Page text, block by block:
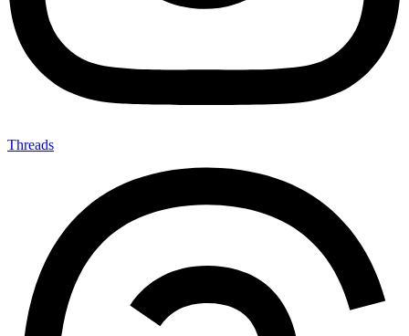
Threads